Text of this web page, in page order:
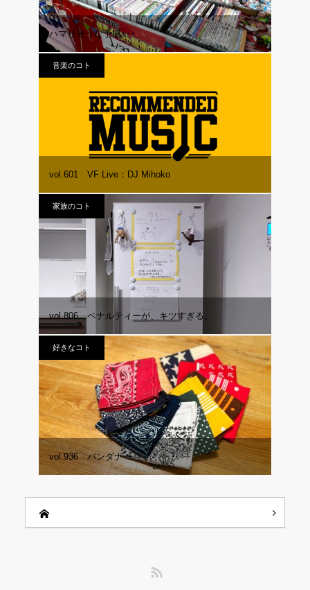
ハマりそうな予感･･･
音楽のコト
vol.601 VF Live：DJ Mihoko
家族のコト
vol.806 ペナルティーが、キツすぎる。
好きなコト
vol.936 バンダナー